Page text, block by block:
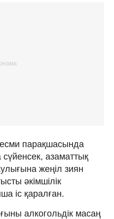
парақшасында
азаматтық
жеңіл зиян
әкімшілік
іс қаралған.
алкогольдік масаң